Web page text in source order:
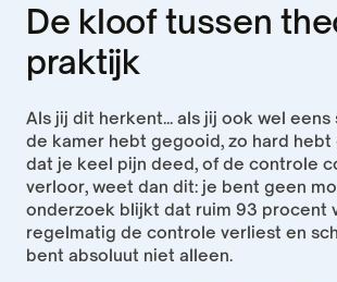
De kloof tussen
praktijk
Als jij dit herkent... als jij ook wel
de kamer hebt gegooid, zo hard hebt
dat je keel pijn deed, of de controle
verloor, weet dan dit: je bent geen
onderzoek blijkt dat ruim 93 procent
regelmatig de controle verliest en
bent absoluut niet alleen.